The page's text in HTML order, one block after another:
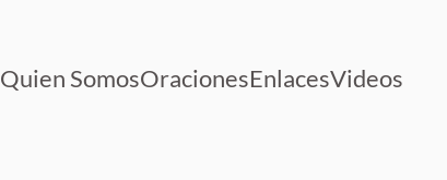
Quien SomosOracionesEnlacesVideos